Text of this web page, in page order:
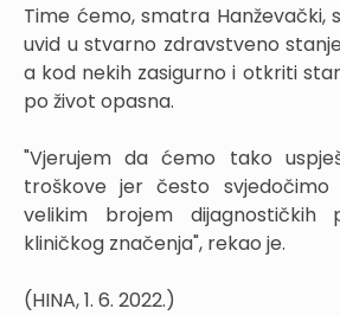
Time ćemo, smatra Hanževački,
uvid u stvarno zdravstveno
a kod nekih zasigurno i otkriti
po život opasna.
"Vjerujem da ćemo tako
troškove jer često
velikim brojem dijagnostičkih
kliničkog značenja", rekao je.
(HINA, 1. 6. 2022.)